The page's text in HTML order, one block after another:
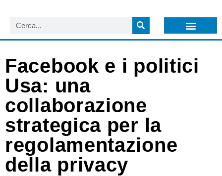
Facebook e i politici
Usa: una
collaborazione
strategica per la
regolamentazione
della privacy